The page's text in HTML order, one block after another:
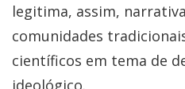
legitima, assim,
comunidades
científicos em tema de
ideológico.